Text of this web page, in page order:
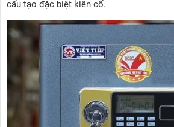
cấu tạo đặc biệt kiên cố.